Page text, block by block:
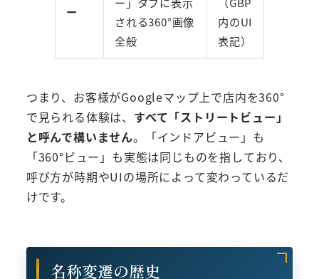
ー
される360°画像
全般
内のUI
表記）
つまり、お客様がGoogleマップ上で店内を360°
で見られる体験は、 すべて「ストリートビュー」
と呼んで構いません。「インドアビュー」も
「360°ビュー」も実態は同じものを指しており、
呼び方が時期やUIの場所によって変わっているだ
けです。
名称変遷の歴史